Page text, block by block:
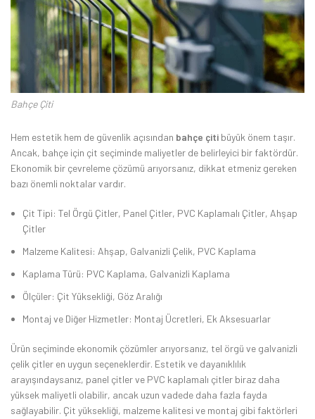
Bahçe Çiti
Hem estetik hem de güvenlik açısından bahçe çiti büyük önem taşır.
Ancak, bahçe için çit seçiminde maliyetler de belirleyici bir faktördür.
Ekonomik bir çevreleme çözümü arıyorsanız, dikkat etmeniz gereken
bazı önemli noktalar vardır.
Çit Tipi: Tel Örgü Çitler, Panel Çitler, PVC Kaplamalı Çitler, Ahşap
Çitler
Malzeme Kalitesi: Ahşap, Galvanizli Çelik, PVC Kaplama
Kaplama Türü: PVC Kaplama, Galvanizli Kaplama
Ölçüler: Çit Yüksekliği, Göz Aralığı
Montaj ve Diğer Hizmetler: Montaj Ücretleri, Ek Aksesuarlar
Ürün seçiminde ekonomik çözümler arıyorsanız, tel örgü ve galvanizli
çelik çitler en uygun seçeneklerdir. Estetik ve dayanıklılık
arayışındaysanız, panel çitler ve PVC kaplamalı çitler biraz daha
yüksek maliyetli olabilir, ancak uzun vadede daha fazla fayda
sağlayabilir. Çit yüksekliği, malzeme kalitesi ve montaj gibi faktörleri